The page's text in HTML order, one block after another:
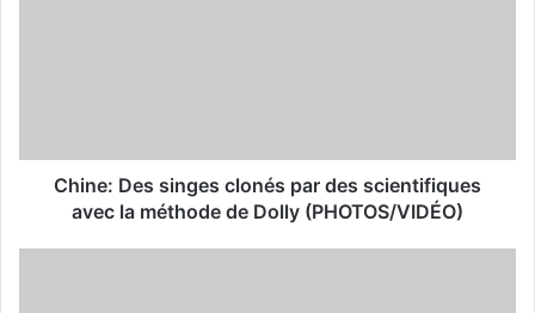
Chine: Des singes clonés par des scientifiques
avec la méthode de Dolly (PHOTOS/VIDÉO)